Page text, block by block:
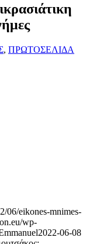
, ΠΡΩΤΟΣΕΛΙΔΑ
06/eikones-mnimes-
wp-
2022-06-08